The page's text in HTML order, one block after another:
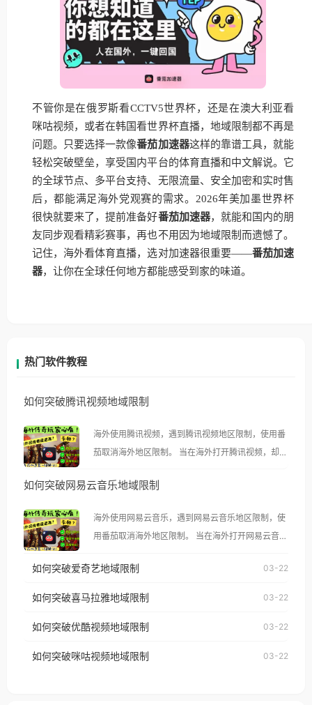
不管你是在俄罗斯看CCTV5世界杯，还是在澳大利亚看
咪咕视频，或者在韩国看世界杯直播，地域限制都不再是
问题。只要选择一款像番茄加速器这样的靠谱工具，就能
轻松突破壁垒，享受国内平台的体育直播和中文解说。它
的全球节点、多平台支持、无限流量、安全加密和实时售
后，都能满足海外党观赛的需求。2026年美加墨世界杯
很快就要来了，提前准备好番茄加速器，就能和国内的朋
友同步观看精彩赛事，再也不用因为地域限制而遗憾了。
记住，海外看体育直播，选对加速器很重要——番茄加速
器，让你在全球任何地方都能感受到家的味道。
热门软件教程
如何突破腾讯视频地域限制
海外使用腾讯视频，遇到腾讯视频地区限制，使用番
茄取消海外地区限制。 当在海外打开腾讯视频，却突
示语。 海外用户如香港、澳门、台湾、美国、加拿
像其他音乐平台一样，出现地区及版权限制问题，且
仅能在中国大陆地区播放。 遇到这个问题的朋友们，
使用番茄回国加速器，即可解决「海外用户收听腾讯
台湾、美国、加拿大、澳大利亚、欧洲等国家和地区
权限制所困扰。
如何突破网易云音乐地域限制
海外使用网易云音乐，遇到网易云音乐地区限制，使
用番茄取消海外地区限制。 当在海外打开网易云音
播放”的提示语。 海外用户如香港、澳门、台湾、美
国、加拿大、澳大利亚、欧洲等国家和地区时，网易
制问题，且仅能在中国大陆地区播放。 遇到这个问题
户收听网易云音乐地区版权限制」的问题，无论人在
如何突破爱奇艺地域限制 03-22
如何突破喜马拉雅地域限制 03-22
如何突破优酷视频地域限制 03-22
如何突破咪咕视频地域限制 03-22